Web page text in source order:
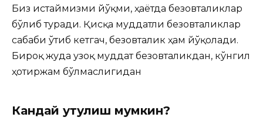
Биз истаймизми йўқми, ҳаётда безовталиклар
бўлиб туради. Қисқа муддатли безовталиклар
сабаби ўтиб кетгач, безовталик ҳам йўқолади.
Бироқ жуда узоқ муддат безовталикдан, кўнгил
ҳотиржам бўлмаслигидан
Кандай қутулиш мумкин?